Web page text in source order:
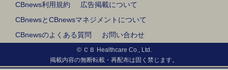
CBnews利用規約
広告掲載について
CBnewsとCBnewsマネジメントについて
CBnewsのよくある質問
お問い合わせ
© ＣＢ Healthcare Co., Ltd.
掲載内容の無断転載・再配布は固く禁じます。